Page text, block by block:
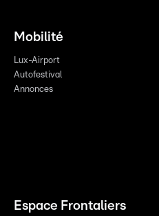
Mobilité
Lux-Airport
Autofestival
Annonces
Espace Frontaliers